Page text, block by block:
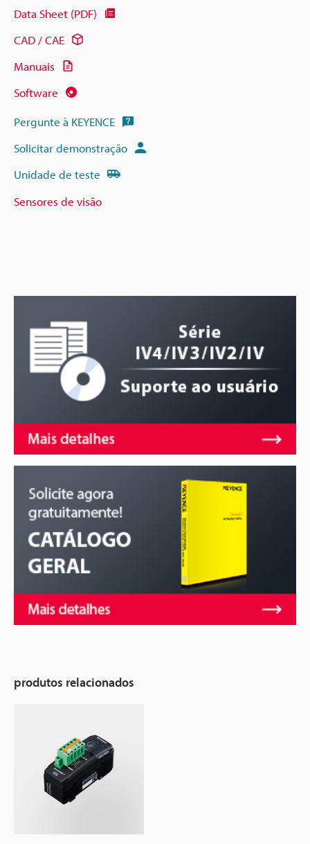
Data Sheet (PDF)
CAD / CAE
Manuais
Software
Pergunte à KEYENCE
Solicitar demonstração
Unidade de teste
Sensores de visão
produtos relacionados